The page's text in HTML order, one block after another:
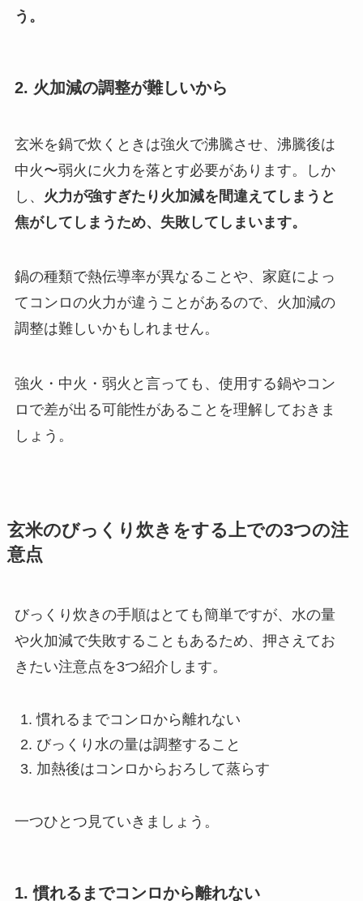
う。
2. 火加減の調整が難しいから
玄米を鍋で炊くときは強火で沸騰させ、沸騰後は
中火〜弱火に火力を落とす必要があります。しか
し、 火力が強すぎたり火加減を間違えてしまうと
焦がしてしまうため、失敗してしまいます。
鍋の種類で熱伝導率が異なることや、家庭によっ
てコンロの火力が違うことがあるので、火加減の
調整は難しいかもしれません。
強火・中火・弱火と言っても、使用する鍋やコン
ロで差が出る可能性があることを理解しておきま
しょう。
玄米のびっくり炊きをする上での3つの注
意点
びっくり炊きの手順はとても簡単ですが、水の量
や火加減で失敗することもあるため、押さえてお
きたい注意点を3つ紹介します。
慣れるまでコンロから離れない
びっくり水の量は調整すること
加熱後はコンロからおろして蒸らす
一つひとつ見ていきましょう。
1. 慣れるまでコンロから離れない